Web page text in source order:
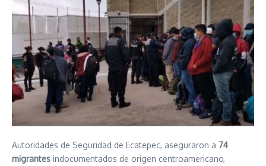
Autoridades de Seguridad de Ecatepec, aseguraron a 74
migrantes indocumentados de origen centroamericano,